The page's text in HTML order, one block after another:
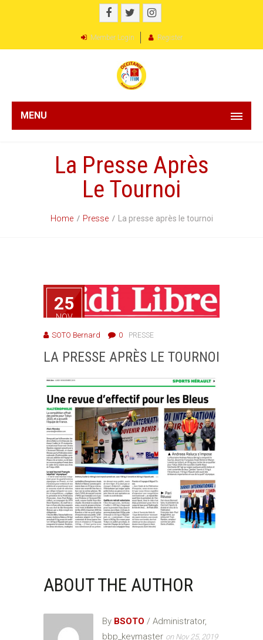
Member Login Register
MENU
La Presse Après
Le Tournoi
Home Presse La presse après le tournoi
25
NOV
SOTO Bernard 0 PRESSE
LA PRESSE APRÈS LE TOURNOI
ABOUT THE AUTHOR
By BSOTO / Administrator,
bbp_keymaster on Nov 25, 2019